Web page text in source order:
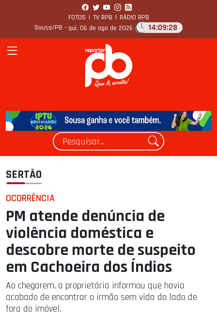
FOTOS | TV RPB | RÁDIO RPB
Sousa/PB - qui, 06 de ago de 2026 14:09:29
SERTÃO
OCORRÊNCIA
PM atende denúncia de
violência doméstica e
descobre morte de suspeito
em Cachoeira dos Índios
Ao chegarem, a proprietária informou que havia
acabado de encontrar o irmão sem vida do lado de
fora do imóvel.